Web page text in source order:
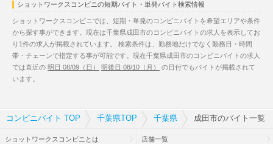
ショットワークスコンビニの短期バイト・単発バイト検索情報
ショットワークスコンビニでは、短期・単発のコンビニバイトを希望エリアや条件
から探す事ができます。現在は千葉県成田市のコンビニバイトの求人を表示してお
り1件の求人が掲載されています。 検索条件は、勤務地だけでなく勤務日・時間
帯・チェーンで指定する事が可能です。現在千葉県成田市のコンビニバイトの求人
では直近の 明日 08/09（日） 明後日 08/10（月）
の日付でもバイトが掲載されて
います。
コンビニバイト TOP 千葉県TOP 千葉県 成田市のバイト一覧
ショットワークスコンビニとは 店舗一覧